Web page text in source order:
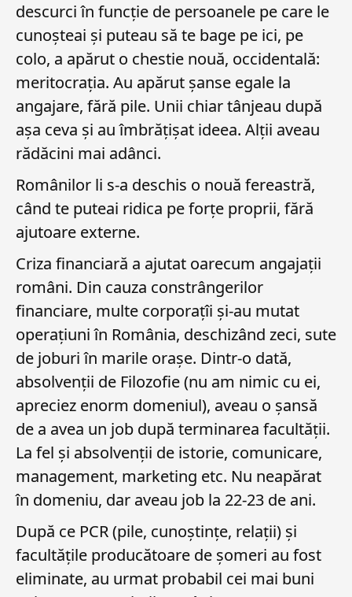
descurci în funcție de persoanele pe care le
cunoșteai și puteau să te bage pe ici, pe
colo, a apărut o chestie nouă, occidentală:
meritocrația. Au apărut șanse egale la
angajare, fără pile. Unii chiar tânjeau după
așa ceva și au îmbrățișat ideea. Alții aveau
rădăcini mai adânci.
Românilor li s-a deschis o nouă fereastră,
când te puteai ridica pe forțe proprii, fără
ajutoare externe.
Criza financiară a ajutat oarecum angajații
români. Din cauza constrângerilor
financiare, multe corporațîi și-au mutat
operațiuni în România, deschizând zeci, sute
de joburi în marile orașe. Dintr-o dată,
absolvenții de Filozofie (nu am nimic cu ei,
apreciez enorm domeniul), aveau o șansă
de a avea un job după terminarea facultății.
La fel și absolvenții de istorie, comunicare,
management, marketing etc. Nu neapărat
în domeniu, dar aveau job la 22-23 de ani.
După ce PCR (pile, cunoștințe, relații) și
facultățile producătoare de șomeri au fost
eliminate, au urmat probabil cei mai buni